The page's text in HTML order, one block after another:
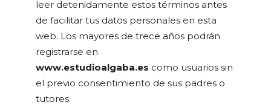
leer detenidamente estos términos antes
de facilitar tus datos personales en esta
web. Los mayores de trece años podrán
registrarse en
www.estudioalgaba.es como usuarios sin
el previo consentimiento de sus padres o
tutores.